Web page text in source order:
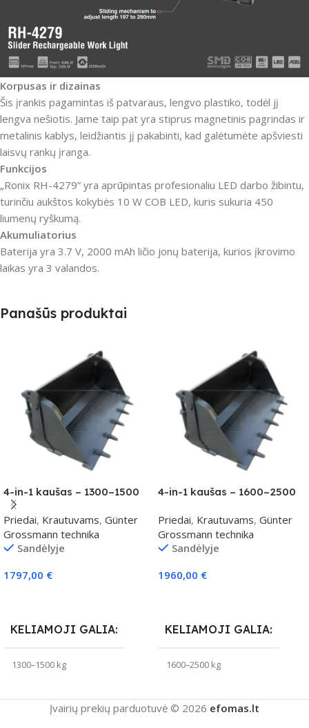
Korpusas ir dizainas
Šis įrankis pagamintas iš patvaraus, lengvo plastiko, todėl jį
lengva nešiotis. Jame taip pat yra stiprus magnetinis pagrindas ir
metalinis kablys, leidžiantis jį pakabinti, kad galėtumėte apšviesti
laisvų rankų įranga.
Funkcijos
„Ronix RH-4279” yra aprūpintas profesionaliu LED darbo žibintu,
turinčiu aukštos kokybės 10 W COB LED, kuris sukuria 450
liumenų ryškumą.
Akumuliatorius
Baterija yra 3.7 V, 2000 mAh ličio jonų baterija, kurios įkrovimo
laikas yra 3 valandos.
Panašūs produktai
4-in-1 kaušas – 1300–1500
kg klasei
Priedai, Krautuvams, Günter
Grossmann technika
Sandėlyje
1797,00 €
KELIAMOJI GALIA
1300–1500 kg
4-in-1 kaušas – 1600–2500
Priedai, Krautuvams, Günter
Grossmann technika
Sandėlyje
1960,00 €
KELIAMOJI GALIA
1600–2500 kg
Įvairių prekių parduotuvė © 2026 efomas.lt